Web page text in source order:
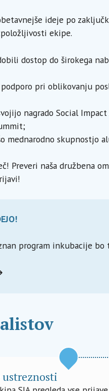
ideje po
ekipe.
dostop do širokega
pri oblikovanju
nagrado Social
mednarodno skupnostjo
Preveri naša družbena
program inkubacije
ustreznosti